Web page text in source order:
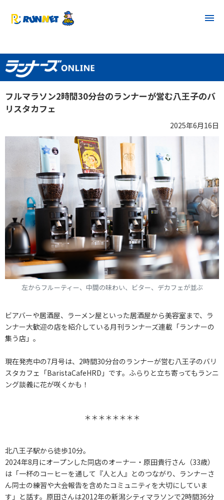
フルマラソン2時間30分台のランナーが営む八王子のバ
リスタカフェ
2025年6月16日
左からフルーティー、中間の味わい、ビター、デカフェが並ぶ
ビアバーや居酒屋、ラーメン屋といった居酒屋から美容室まで、ラ
ンナー大歓迎の店を紹介している月刊ランナーズ連載「ランナーの
集う店」。
現在発売中の7月号は、2時間30分台のランナーが営む八王子のバリ
スタカフェ「BaristaCafeHRD」です。ふらりと立ち寄ってもランニ
ング談義に花が咲くかも！
＊＊＊＊＊＊＊＊
北八王子駅から徒歩10分。
2024年8月にオープンした同店のオーナー・原田貴行さん（33歳）
は「一杯のコーヒーを通して『人と人』とのつながり、ランナーさ
ん同士の練習や大会報告を含めたコミュニティを大切にしていま
す」と話す。原田さんは2012年の新潟シティマラソンで2時間36分